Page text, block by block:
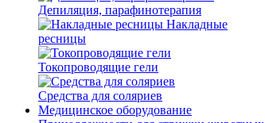
Депиляция, парафинотерапия
Накладные
ресницы
Токопроводящие гели
Средства для соляриев
Медицинское оборудование